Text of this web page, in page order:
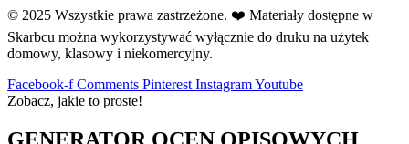
Gry
↳ Dopasuj i opowiedź
↳ Ja mam kto ma
↳ Labirynt podłogowy
↳ Puzzle
© 2025 Wszystkie prawa zastrzeżone. ❤️ Materiały dostępne w
Skarbcu można wykorzystywać wyłącznie do druku na użytek
domowy, klasowy i niekomercyjny.
Facebook-f Comments Pinterest InstagramYoutube
Zobacz, jakie to proste!
GENERATOR OCEN OPISOWYCH